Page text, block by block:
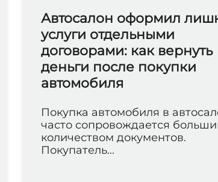
Автосалон оформил
услуги отдельными
договорами: как вернуть
деньги после покупки
автомобиля
Покупка автомобиля в
часто сопровождается
количеством документов.
Покупатель...